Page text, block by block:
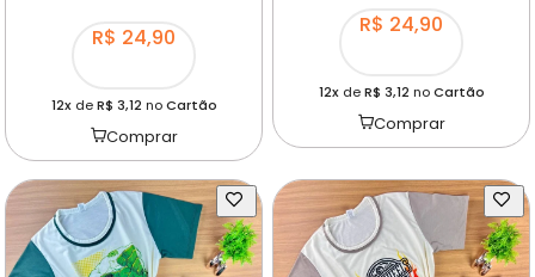
R$ 24,90
12xdeR$ 3,12 noCartão
Comprar
R$ 24,90
12xdeR$ 3,12 noCartão
Comprar